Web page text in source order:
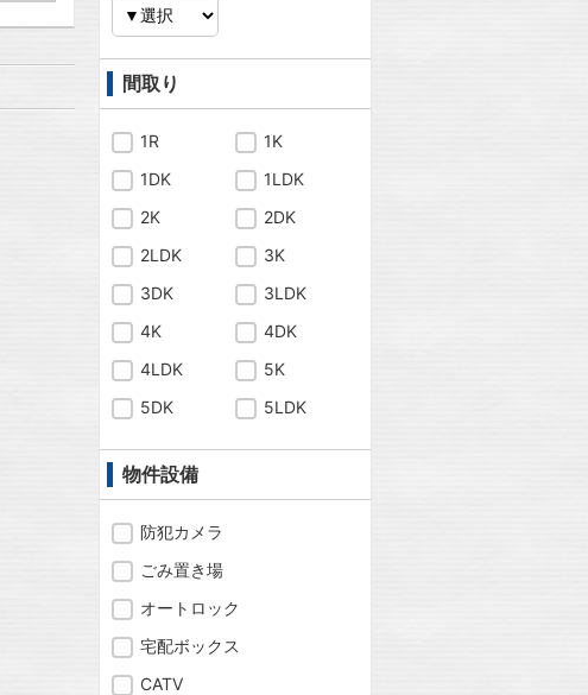
間取り
1R
1K
1DK
1LDK
2K
2DK
2LDK
3K
3DK
3LDK
4K
4DK
4LDK
5K
5DK
5LDK
物件設備
防犯カメラ
ごみ置き場
オートロック
宅配ボックス
CATV